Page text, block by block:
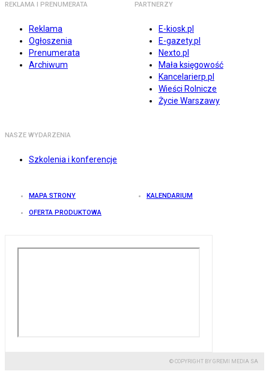
REKLAMA I PRENUMERATA
Reklama
Ogłoszenia
Prenumerata
Archiwum
PARTNERZY
E-kiosk.pl
E-gazety.pl
Nexto.pl
Mała księgowość
Kancelarierp.pl
Wieści Rolnicze
Życie Warszawy
NASZE WYDARZENIA
Szkolenia i konferencje
MAPA STRONY KALENDARIUM
OFERTA PRODUKTOWA
© COPYRIGHT BY GREMI MEDIA SA